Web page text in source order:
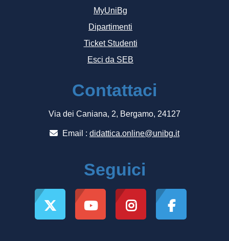
MyUniBg
Dipartimenti
Ticket Studenti
Esci da SEB
Contattaci
Via dei Caniana, 2, Bergamo, 24127
Email : didattica.online@unibg.it
Seguici